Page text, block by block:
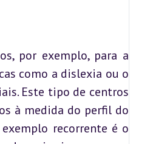
por exemplo, para a
como a dislexia ou o
Este tipo de centros
à medida do perfil do
recorrente é o